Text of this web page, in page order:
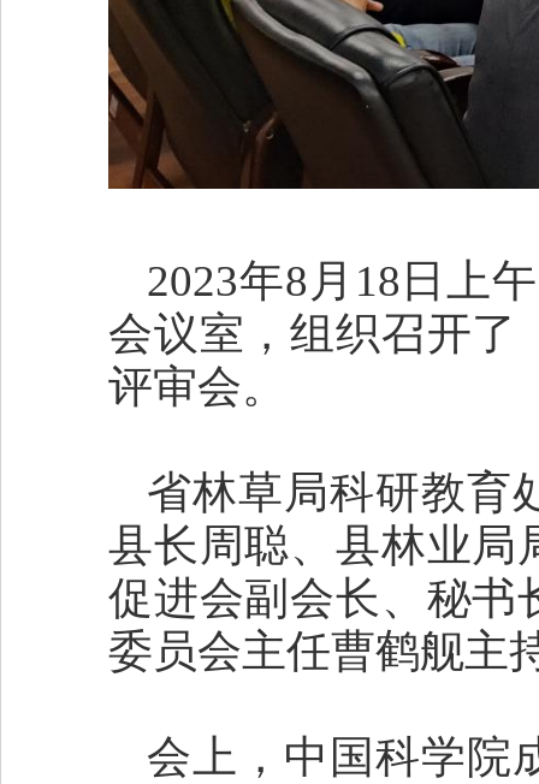
2023年8月18日上
会议室，组织召开了
评审会。
省林草局科研教育
县长周聪、县林业局
促进会副会长、秘书
委员会主任曹鹤舰主
会上，中国科学院